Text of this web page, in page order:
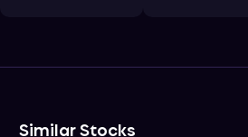
Similar Stocks